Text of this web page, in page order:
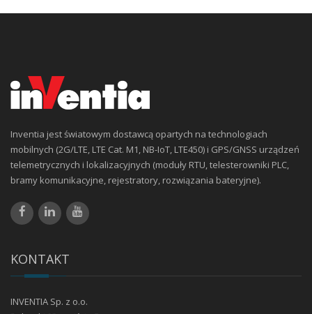
Inventia jest światowym dostawcą opartych na technologiach
mobilnych (2G/LTE, LTE Cat. M1, NB-IoT, LTE450) i GPS/GNSS urządzeń
telemetrycznych i lokalizacyjnych (moduły RTU, telesterowniki PLC,
bramy komunikacyjne, rejestratory, rozwiązania bateryjne).
KONTAKT
INVENTIA Sp. z o.o.